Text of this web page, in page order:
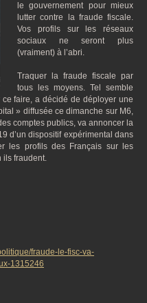
le gouvernement pour mieux
lutter contre la fraude fiscale.
Vos profils sur les réseaux
sociaux ne seront plus
(vraiment) à l’abri.
Traquer la fraude fiscale par
tous les moyens. Tel semble
faire, a décidé de déployer une
» diffusée ce dimanche sur M6,
comptes publics, va annoncer la
d’un dispositif expérimental dans
les profils des Français sur les
ils fraudent.
fraude-le-fisc-va-
1315246